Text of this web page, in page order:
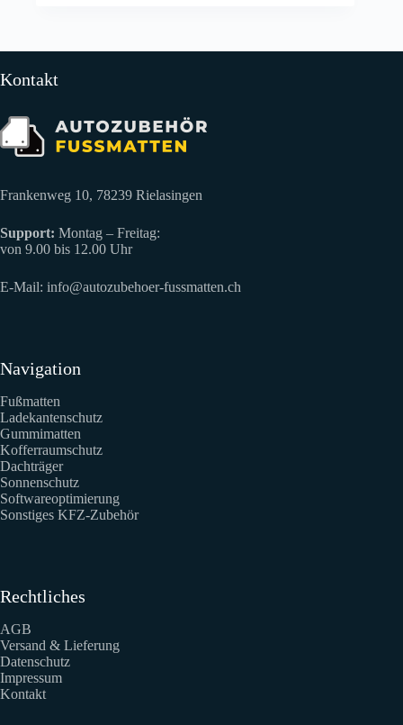
Kontakt
Frankenweg 10, 78239 Rielasingen
Support: Montag – Freitag:
von 9.00 bis 12.00 Uhr
E-Mail: info@autozubehoer-fussmatten.ch
Navigation
Fußmatten
Ladekantenschutz
Gummimatten
Kofferraumschutz
Dachträger
Sonnenschutz
Softwareoptimierung
Sonstiges KFZ-Zubehör
Rechtliches
AGB
Versand & Lieferung
Datenschutz
Impressum
Kontakt